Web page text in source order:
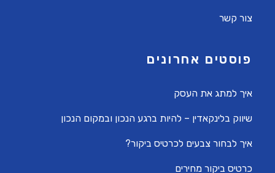
צור קשר
פוסטים אחרונים
איך למתג את העסק
שיווק בלינקאדין – להיות ברגע הנכון ובמקום הנכון
איך לבחור צבעים לכרטיס ביקור?
כרטיס ביקור מחירים